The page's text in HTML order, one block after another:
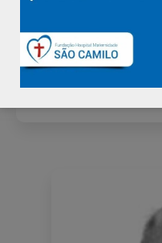
Humanização
Responsabilidade social